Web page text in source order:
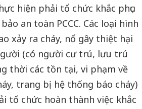
hiện phải tổ chức khắc phục
an toàn PCCC. Các loại hình
xảy ra cháy, nổ gây thiệt hại
(có người cư trú, lưu trú
thời các tồn tại, vi phạm về
trang bị hệ thống báo cháy)
tổ chức hoàn thành việc khắc